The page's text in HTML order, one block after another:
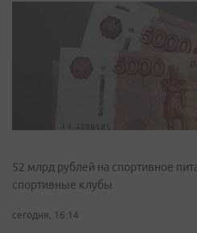
52 млрд рублей на спортивное
спортивные клубы
сегодня, 16:14